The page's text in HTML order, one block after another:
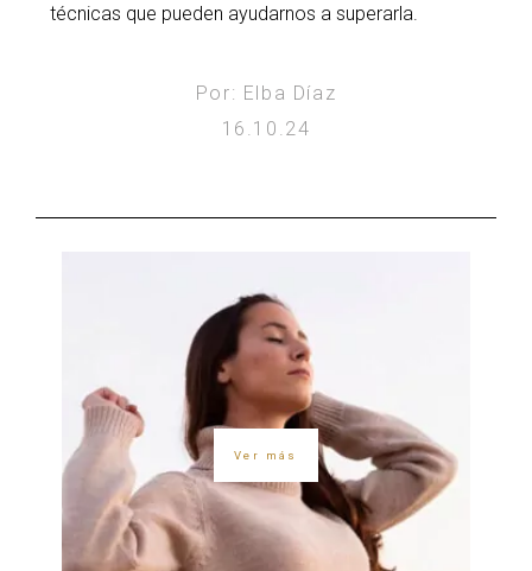
técnicas que pueden ayudarnos a superarla.
Por: Elba Díaz
16.10.24
Ver más